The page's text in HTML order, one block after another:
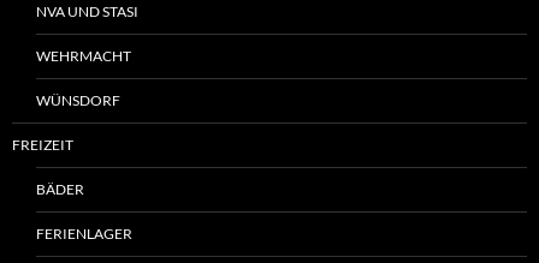
NVA UND STASI
WEHRMACHT
WÜNSDORF
FREIZEIT
BÄDER
FERIENLAGER